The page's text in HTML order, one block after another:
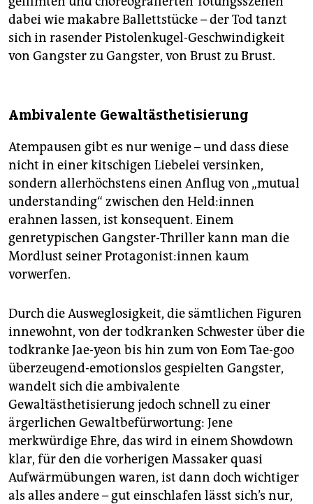
dabei wie makabre Ballettstücke – der Tod tanzt
sich in rasender Pistolenkugel-Geschwindigkeit
von Gangster zu Gangster, von Brust zu Brust.
Ambivalente Gewaltästhetisierung
Atempausen gibt es nur wenige – und dass diese
nicht in einer kitschigen Liebelei versinken,
sondern allerhöchstens einen Anflug von „mutual
understanding“ zwischen den Hel­d:in­nen
erahnen lassen, ist konsequent. Einem
genretypischen Gangster-Thriller kann man die
Mordlust seiner Prot­ago­nis­t:in­nen kaum
vorwerfen.
Durch die Ausweglosigkeit, die sämtlichen Figuren
innewohnt, von der todkranken Schwester über die
todkranke Jae-yeon bis hin zum von Eom Tae-goo
überzeugend-emotionslos gespielten Gangster,
wandelt sich die ambivalente
Gewaltästhetisierung jedoch schnell zu einer
ärgerlichen Gewaltbefürwortung: Jene
merkwürdige Ehre, das wird in einem Showdown
klar, für den die vorherigen Massaker quasi
Aufwärmübungen waren, ist dann doch wichtiger
als alles andere – gut einschlafen lässt sich’s nur,